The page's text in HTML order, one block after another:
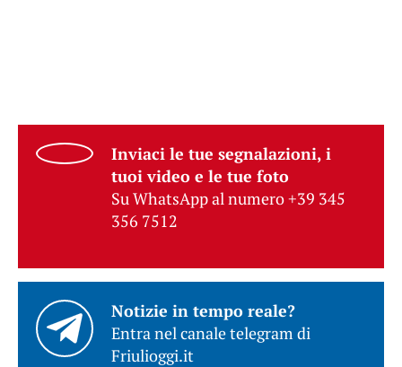
Inviaci le tue segnalazioni, i
tuoi video e le tue foto
Su WhatsApp al numero +39 345
356 7512
Notizie in tempo reale?
Entra nel canale telegram di
Friulioggi.it